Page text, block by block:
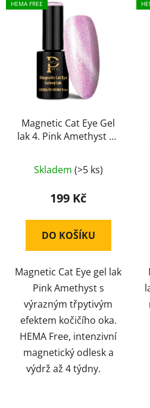
HEMA FREE
Magnetic Cat Eye Gel
lak 4. Pink Amethyst 5g
Skladem (>5 ks)
199 Kč
DO KOŠÍKU
Magnetic Cat Eye gel lak
Pink Amethyst s
výrazným třpytivým
efektem kočičího oka.
HEMA Free, intenzivní
magnetický odlesk a
výdrž až 4 týdny.